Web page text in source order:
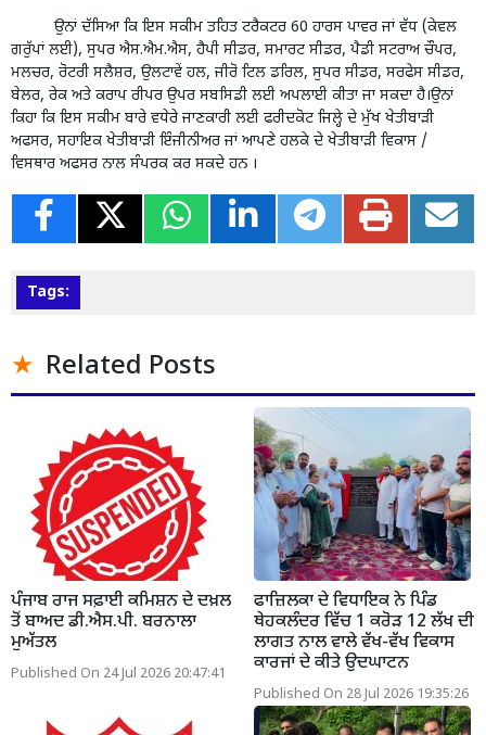
ਉਨਾਂ ਦੱਸਿਆ ਕਿ ਇਸ ਸਕੀਮ ਤਹਿਤ ਟਰੈਕਟਰ 60 ਹਾਰਸ ਪਾਵਰ ਜਾਂ ਵੱਧ (ਕੇਵਲ
ਗਰੁੱਪਾਂ ਲਈ), ਸੁਪਰ ਐਸ.ਐਮ.ਐਸ, ਹੈਪੀ ਸੀਡਰ, ਸਮਾਰਟ ਸੀਡਰ, ਪੈਡੀ ਸਟਰਾਅ ਚੌਪਰ,
ਮਲਚਰ, ਰੋਟਰੀ ਸਲੈਸ਼ਰ, ਉਲਟਾਵੇਂ ਹਲ, ਜੀਰੋ ਟਿਲ ਡਰਿਲ, ਸੁਪਰ ਸੀਡਰ, ਸਰਫੇਸ ਸੀਡਰ,
ਬੇਲਰ, ਰੇਕ ਅਤੇ ਕਰਾਪ ਰੀਪਰ ਉਪਰ ਸਬਸਿਡੀ ਲਈ ਅਪਲਾਈ ਕੀਤਾ ਜਾ ਸਕਦਾ ਹੈ।ਉਨਾਂ
ਕਿਹਾ ਕਿ ਇਸ ਸਕੀਮ ਬਾਰੇ ਵਧੇਰੇ ਜਾਣਕਾਰੀ ਲਈ ਫਰੀਦਕੋਟ ਜਿਲ੍ਹੇ ਦੇ ਮੁੱਖ ਖੇਤੀਬਾੜੀ
ਅਫਸਰ, ਸਹਾਇਕ ਖੇਤੀਬਾੜੀ ਇੰਜੀਨੀਅਰ ਜਾਂ ਆਪਣੇ ਹਲਕੇ ਦੇ ਖੇਤੀਬਾੜੀ ਵਿਕਾਸ /
ਵਿਸਥਾਰ ਅਫਸਰ ਨਾਲ ਸੰਪਰਕ ਕਰ ਸਕਦੇ ਹਨ ।
Tags:
Related Posts
ਪੰਜਾਬ ਰਾਜ ਸਫ਼ਾਈ ਕਮਿਸ਼ਨ ਦੇ ਦਖ਼ਲ
ਤੋਂ ਬਾਅਦ ਡੀ.ਐਸ.ਪੀ. ਬਰਨਾਲਾ
ਮੁਅੱਤਲ
Published On 24 Jul 2026 20:47:41
ਫਾਜ਼ਿਲਕਾ ਦੇ ਵਿਧਾਇਕ ਨੇ ਪਿੰਡ
ਥੇਹਕਲੰਦਰ ਵਿੱਚ 1 ਕਰੋੜ 12 ਲੱਖ ਦੀ
ਲਾਗਤ ਨਾਲ ਵਾਲੇ ਵੱਖ-ਵੱਖ ਵਿਕਾਸ
ਕਾਰਜਾਂ ਦੇ ਕੀਤੇ ਉਦਘਾਟਨ
Published On 28 Jul 2026 19:35:26